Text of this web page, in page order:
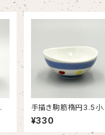
手描き駒筋楕円3.5小
鉢【OUTLET】
¥330